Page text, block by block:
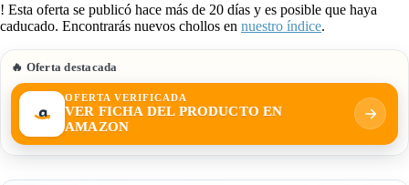
! Esta oferta se publicó hace más de 20 días y es posible que haya
caducado. Encontrarás nuevos chollos en nuestro índice.
🔥 Oferta destacada
OFERTA VERIFICADA
VER FICHA DEL PRODUCTO EN
AMAZON